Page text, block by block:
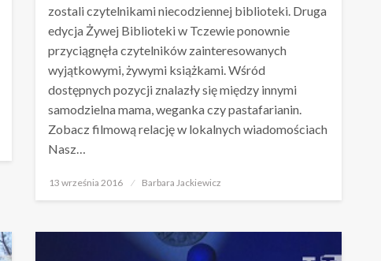
zostali czytelnikami niecodziennej biblioteki. Druga
edycja Żywej Biblioteki w Tczewie ponownie
przyciągnęła czytelników zainteresowanych
wyjątkowymi, żywymi książkami. Wśród
dostępnych pozycji znalazły się między innymi
samodzielna mama, weganka czy pastafarianin.
Zobacz filmową relację w lokalnych wiadomościach
Nasz…
Opublikowane
13 września 2016 Barbara Jackiewicz